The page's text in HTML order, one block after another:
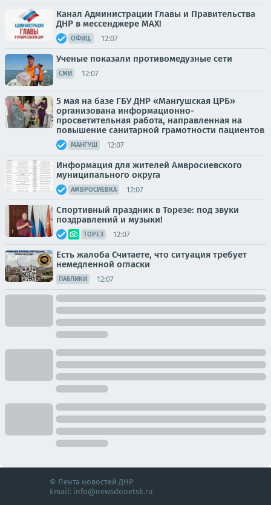
Канал Администрации Главы и Правительства
ДНР в мессенджере MAX!
ОФИЦ. 12:07
Ученые показали противомедузные сети
СМИ 12:07
5 мая на базе ГБУ ДНР «Мангушская ЦРБ»
организована информационно-
просветительная работа, направленная на
повышение санитарной грамотности пациентов
МАНГУШ 12:07
Информация для жителей Амвросиевского
муниципального округа
АМВРОСИЕВКА 12:07
Спортивный праздник в Торезе: под звуки
поздравлений и музыки!
ТОРЕЗ 12:07
Есть жалоба Считаете, что ситуация требует
немедленной огласки
ПАБЛИКИ 12:07
© Лента новостей ДНР
Email: info@newsdonetsk.ru